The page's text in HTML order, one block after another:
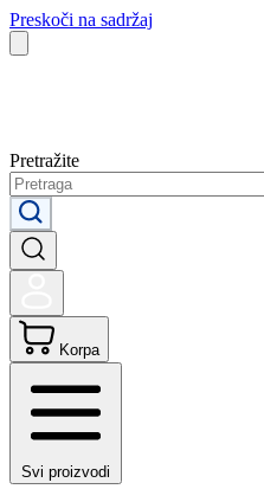
Preskoči na sadržaj
Pretražite
Korpa
Svi proizvodi